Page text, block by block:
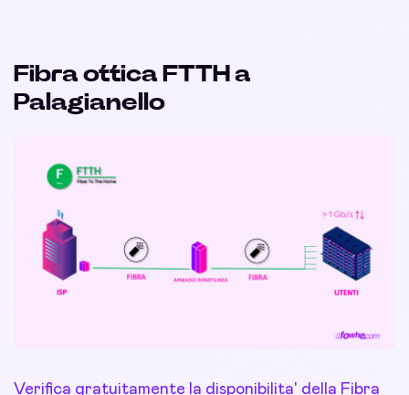
Fibra ottica FTTH a
Palagianello
Verifica gratuitamente la disponibilita' della Fibra